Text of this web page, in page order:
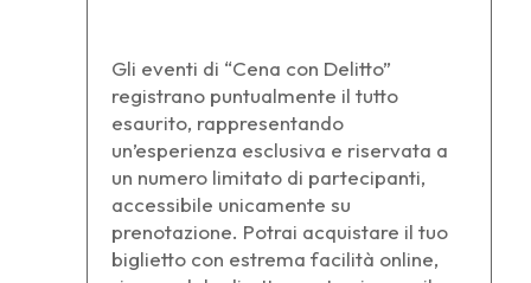
Gli eventi di “Cena con Delitto”
registrano puntualmente il tutto
esaurito, rappresentando
un’esperienza esclusiva e riservata a
un numero limitato di partecipanti,
accessibile unicamente su
prenotazione. Potrai acquistare il tuo
biglietto con estrema facilità online,